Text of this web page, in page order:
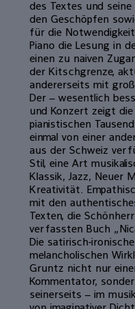
des Textes und
den Geschöpfen
für die
Piano die Lesung in
einen zu naiven
der Kitschgrenze,
andererseits mit
Der – wesentlich
und Konzert zeigt
pianistischen
einmal von einer
aus der Schweiz
Stil, eine Art
Klassik, Jazz, Neuer
Kreativität.
mit den
Texten, die
verfassten Buch
Die satirisch-
melancholischen
Gruntz nicht nur
Kommentator,
seinerseits – im